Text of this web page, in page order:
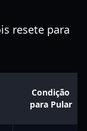
resete para
Condição
para Pular